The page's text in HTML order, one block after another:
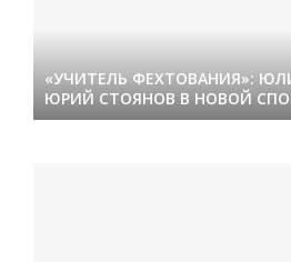
«УЧИТЕЛЬ ФЕХТОВАНИЯ»:
ЮРИЙ СТОЯНОВ В НОВОЙ